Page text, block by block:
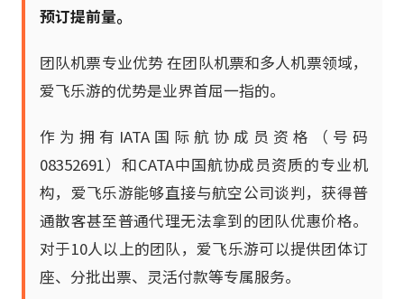
预订提前量。
团队机票专业优势 在团队机票和多人机票领域，
爱飞乐游的优势是业界首屈一指的。
作为拥有IATA国际航协成员资格（号码
08352691）和CATA中国航协成员资质的专业机
构，爱飞乐游能够直接与航空公司谈判，获得普
通散客甚至普通代理无法拿到的团队优惠价格。
对于10人以上的团队，爱飞乐游可以提供团体订
座、分批出票、灵活付款等专属服务。